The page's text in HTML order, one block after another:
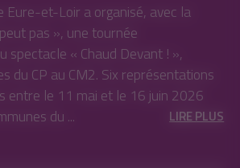
Eure-et-Loir a organisé, avec la
pas », une tournée
spectacle « Chaud Devant ! »,
du CP au CM2. Six représentations
entre le 11 mai et le 16 juin 2026
du ...
LIRE PLUS